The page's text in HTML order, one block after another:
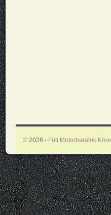
© 2026 - Fóti Motorbarátok Köre